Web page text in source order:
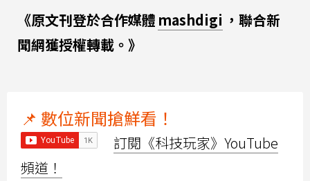
《原文刊登於合作媒體 mashdigi ，聯合新
聞網獲授權轉載。》
📌 數位新聞搶鮮看！
訂閱《科技玩家》YouTube
頻道！